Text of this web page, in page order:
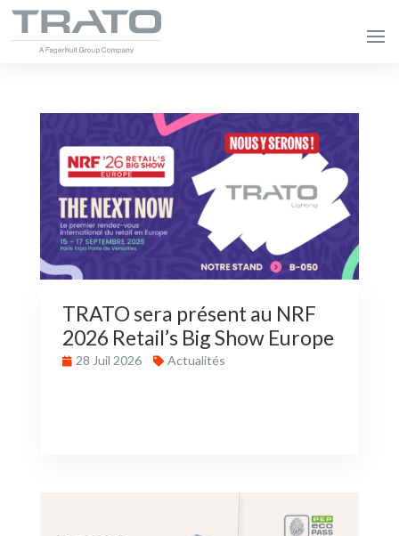
TRATO sera présent au NRF
2026 Retail’s Big Show Europe
28 Juil 2026 Actualités